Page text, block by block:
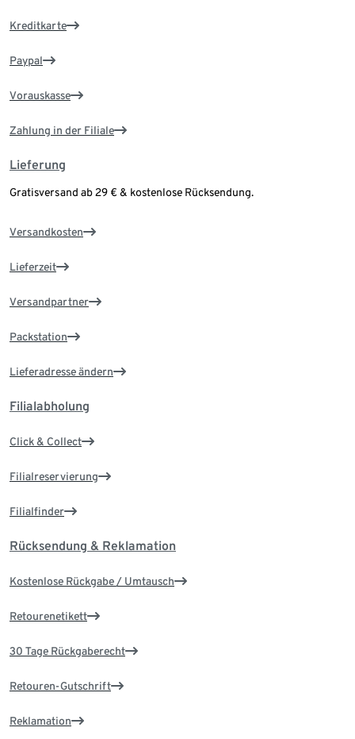
Kreditkarte
Paypal
Vorauskasse
Zahlung in der Filiale
Lieferung
Gratisversand ab 29 € & kostenlose Rücksendung.
Versandkosten
Lieferzeit
Versandpartner
Packstation
Lieferadresse ändern
Filialabholung
Click & Collect
Filialreservierung
Filialfinder
Rücksendung & Reklamation
Kostenlose Rückgabe / Umtausch
Retourenetikett
30 Tage Rückgaberecht
Retouren-Gutschrift
Reklamation